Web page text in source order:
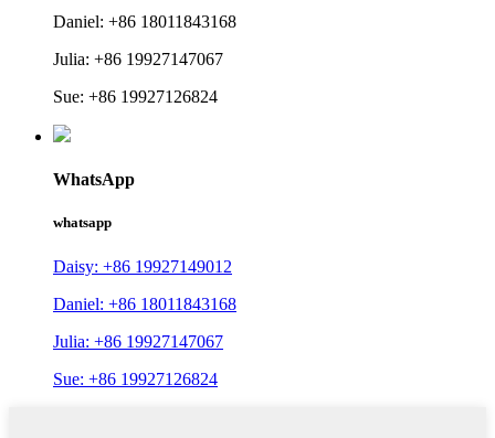
Daniel: +86 18011843168
Julia: +86 19927147067
Sue: +86 19927126824
WhatsApp
whatsapp
Daisy: +86 19927149012
Daniel: +86 18011843168
Julia: +86 19927147067
Sue: +86 19927126824